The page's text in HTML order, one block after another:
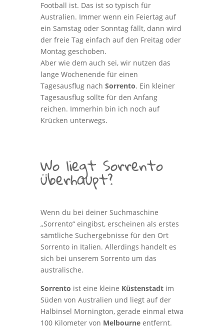
Football ist. Das ist so typisch für
Australien. Immer wenn ein Feiertag auf
ein Samstag oder Sonntag fällt, dann wird
der freie Tag einfach auf den Freitag oder
Montag geschoben.
Aber wie dem auch sei, wir nutzen das
lange Wochenende für einen
Tagesausflug nach Sorrento. Ein kleiner
Tagesausflug sollte für den Anfang
reichen. Immerhin bin ich noch auf
Krücken unterwegs.
Wo liegt Sorrento
überhaupt?
Wenn du bei deiner Suchmaschine
„Sorrento“ eingibst, erscheinen als erstes
sämtliche Suchergebnisse für den Ort
Sorrento in Italien. Allerdings handelt es
sich bei unserem Sorrento um das
australische.
Sorrento ist eine kleine Küstenstadtim
Süden von Australien und liegt auf der
Halbinsel Mornington, gerade einmal etwa
100 Kilometer von Melbourneentfernt.